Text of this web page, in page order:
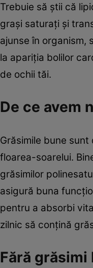
Trebuie să ştii că
graşi saturaţi şi
ajunse în organism,
la apariţia bolilor
de ochii tăi.
De ce avem
Grăsimile bune
floarea-soarelui.
grăsimilor
asigură buna
pentru a absorbi
zilnic să conţină
Fără